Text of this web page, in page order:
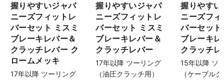
握りやすいジャパ
ニーズフィットレ
バーセット ミスミ
ブレーキレバー＆
クラッチレバー ク
ロームメッキ
17年以降 ツーリング
握りやすいジャパ
ニーズフィットレ
バーセット ミスミ
ブレーキレバー＆
クラッチレバー
17年以降 ツーリング
（油圧クラッチ用）
握りやす
ニーズフ
バーセッ
ブレーキ
クラッチレ
15年以降 ソ
（ケーブル